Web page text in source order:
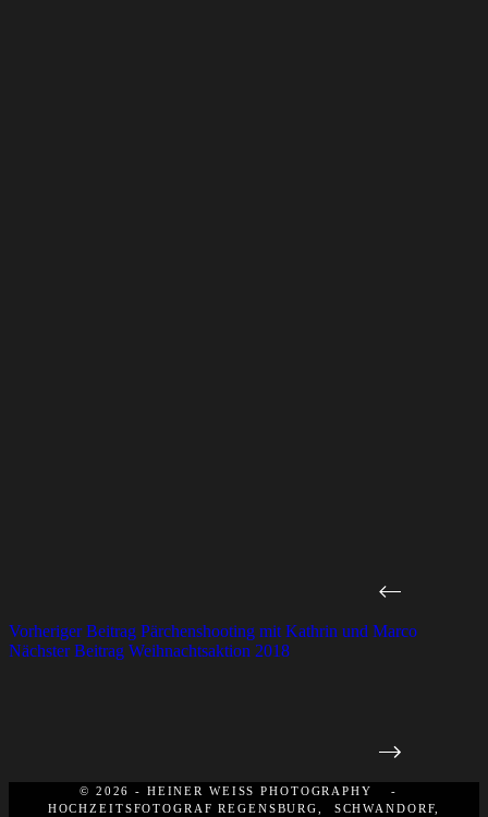
VorherigerBeitrag Pärchenshooting mit Kathrin und Marco
NächsterBeitrag Weihnachtsaktion 2018
© 2026 - HEINER WEISS PHOTOGRAPHY -
HOCHZEITSFOTOGRAF REGENSBURG, SCHWANDORF,